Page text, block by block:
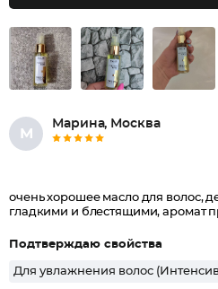
М
Марина, Москва
очень хорошее масло для волос,
гладкими и блестящими, аромат
Подтверждаю свойства
Для увлажнения волос